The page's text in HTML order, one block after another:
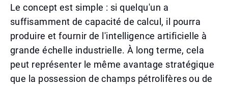
Le concept est simple : si quelqu'un a
suffisamment de capacité de calcul, il pourra
produire et fournir de l'intelligence artificielle à
grande échelle industrielle. À long terme, cela
peut représenter le même avantage stratégique
que la possession de champs pétrolifères ou de